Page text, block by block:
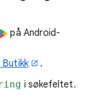
på Android-
Butikk
.
i søkefeltet.